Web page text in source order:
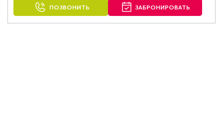
ПОЗВОНИТЬ ЗАБРОНИРОВАТЬ